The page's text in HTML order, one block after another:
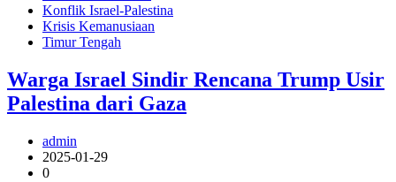
Konflik Israel-Palestina
Krisis Kemanusiaan
Timur Tengah
Warga Israel Sindir Rencana Trump Usir
Palestina dari Gaza
admin
2025-01-29
0